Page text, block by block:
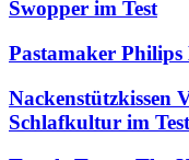
Swopper im Test
Pastamaker Philips
Nackenstützkissen
Schlafkultur im Test